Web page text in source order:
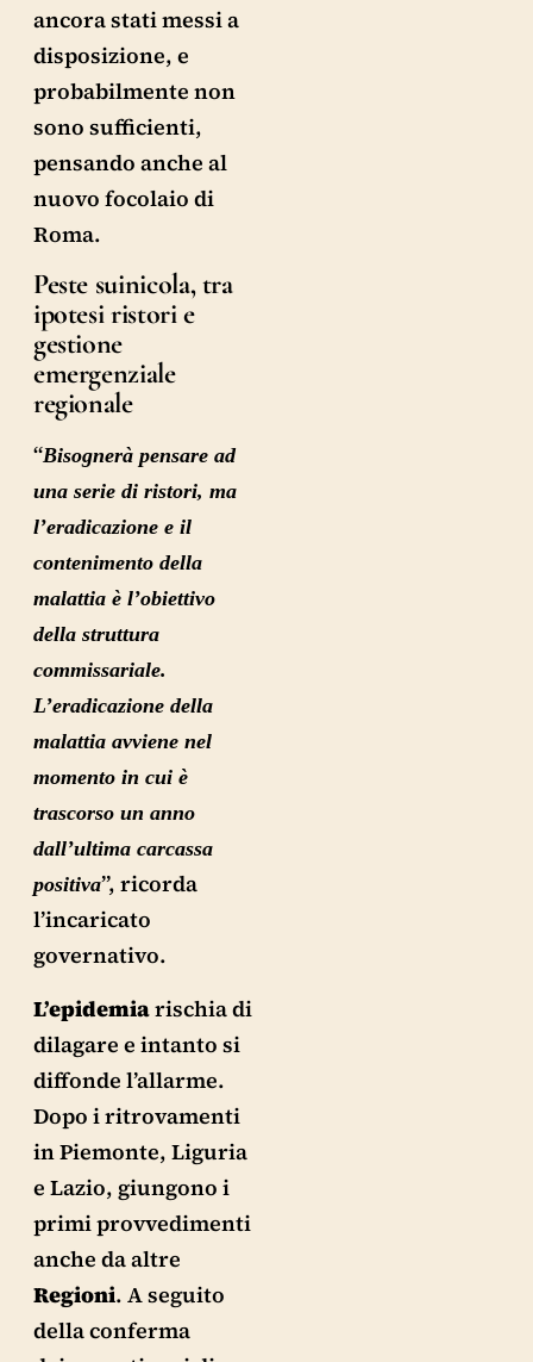
ancora stati messi a
disposizione, e
probabilmente non
sono sufficienti,
pensando anche al
nuovo focolaio di
Roma.
Peste suinicola, tra
ipotesi ristori e
gestione
emergenziale
regionale
“Bisognerà pensare ad
una serie di ristori, ma
l’eradicazione e il
contenimento della
malattia è l’obiettivo
della struttura
commissariale.
L’eradicazione della
malattia avviene nel
momento in cui è
trascorso un anno
dall’ultima carcassa
positiva”, ricorda
l’incaricato
governativo.
L’epidemiarischia di
dilagare e intanto si
diffonde l’allarme.
Dopo i ritrovamenti
in Piemonte, Liguria
e Lazio, giungono i
primi provvedimenti
anche da altre
Regioni. A seguito
della conferma